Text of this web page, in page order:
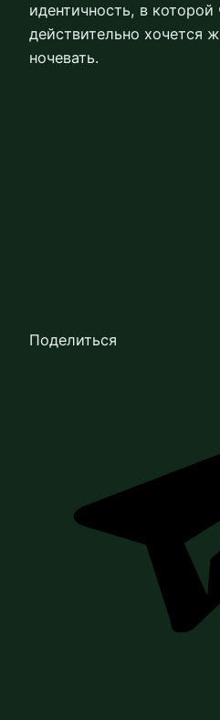
идентичность, в которой
действительно хочется
ночевать.
Поделиться